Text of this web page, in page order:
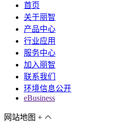
首页
关于丽智
产品中心
行业应用
服务中心
加入丽智
联系我们
环境信息公开
eBusiness
网站地图 +